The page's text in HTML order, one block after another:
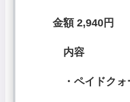
金額 2,940円
内容
・ペイドク